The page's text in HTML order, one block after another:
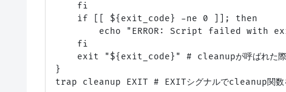
    fi
    if [[ ${exit_code} -ne 0 ]]; then
echo "ERROR: Script failed with
    fi
exit "${exit_code}" # cleanupが呼ばれた際
}
trap cleanup EXIT # EXITシグナルでcleanup関数